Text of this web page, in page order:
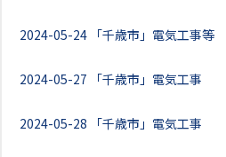
2024-05-24 「千歳市」電気工事等
2024-05-27 「千歳市」電気工事
2024-05-28 「千歳市」電気工事